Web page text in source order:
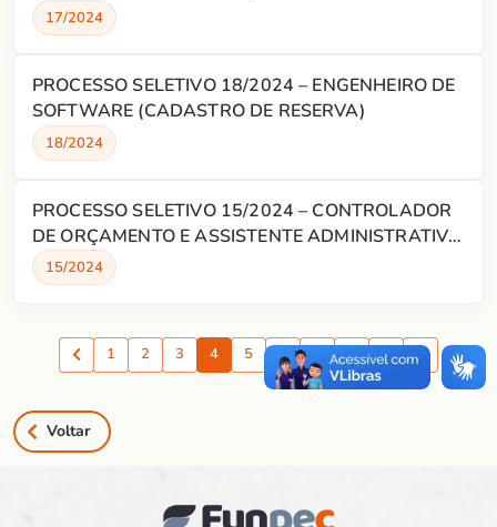
17/2024
PROCESSO SELETIVO 18/2024 – ENGENHEIRO DE
SOFTWARE (CADASTRO DE RESERVA)
18/2024
PROCESSO SELETIVO 15/2024 – CONTROLADOR
DE ORÇAMENTO E ASSISTENTE ADMINISTRATIVO
(CADASTRO DE RESERVA)
15/2024
Anterior
1 2 3 4 5 6 8 9 Proxima
Voltar